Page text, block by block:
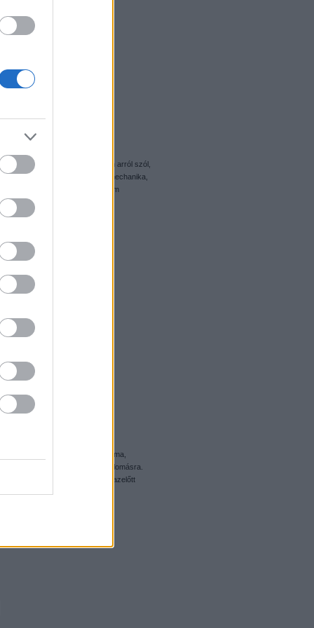
town octan
kukacoskodni, a poszt nem arról szól,
egy kulccsal felhúzható mechanika,
kedvéért csak a három
train exxon
ki is merült a téma,
is kerül az üzemanyag a töltőállomásra.
1970-ben kezdjük, azelőtt